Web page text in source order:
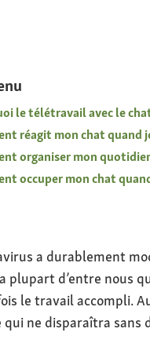
le télétravail avec le
réagit mon chat quand
organiser mon
occuper mon chat
a durablement
plupart d’entre nous
le travail accompli.
qui ne disparaîtra sans